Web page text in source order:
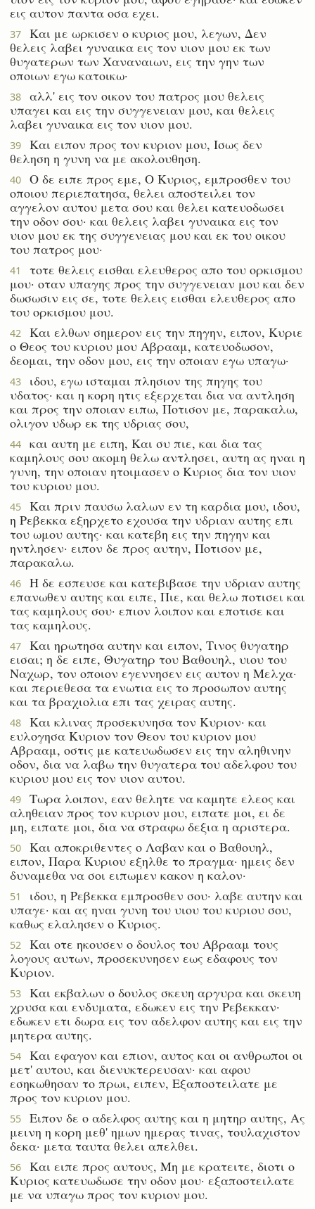
εις αυτον παντα οσα εχει.
37
Και με ωρκισεν ο κυριος μου, λεγων, Δεν
θελεις λαβει γυναικα εις τον υιον μου εκ των
θυγατερων των Χαναναιων, εις την γην των
οποιων εγω κατοικω·
38
αλλ' εις τον οικον του πατρος μου θελεις
υπαγει και εις την συγγενειαν μου, και θελεις
λαβει γυναικα εις τον υιον μου.
39
Και ειπον προς τον κυριον μου, Ισως δεν
θεληση η γυνη να με ακολουθηση.
40
Ο δε ειπε προς εμε, Ο Κυριος, εμπροσθεν του
οποιου περιεπατησα, θελει αποστειλει τον
αγγελον αυτου μετα σου και θελει κατευοδωσει
την οδον σου· και θελεις λαβει γυναικα εις τον
υιον μου εκ της συγγενειας μου και εκ του οικου
του πατρος μου·
41
τοτε θελεις εισθαι ελευθερος απο του ορκισμου
μου· οταν υπαγης προς την συγγενειαν μου και δεν
δωσωσιν εις σε, τοτε θελεις εισθαι ελευθερος απο
του ορκισμου μου.
42
Και ελθων σημερον εις την πηγην, ειπον, Κυριε
ο Θεος του κυριου μου Αβρααμ, κατευοδωσον,
δεομαι, την οδον μου, εις την οποιαν εγω υπαγω·
43
ιδου, εγω ισταμαι πλησιον της πηγης του
υδατος· και η κορη ητις εξερχεται δια να αντληση
και προς την οποιαν ειπω, Ποτισον με, παρακαλω,
ολιγον υδωρ εκ της υδριας σου,
44
και αυτη με ειπη, Και συ πιε, και δια τας
καμηλους σου ακομη θελω αντλησει, αυτη ας ηναι η
γυνη, την οποιαν ητοιμασεν ο Κυριος δια τον υιον
του κυριου μου.
45
Και πριν παυσω λαλων εν τη καρδια μου, ιδου,
η Ρεβεκκα εξηρχετο εχουσα την υδριαν αυτης επι
του ωμου αυτης· και κατεβη εις την πηγην και
ηντλησεν· ειπον δε προς αυτην, Ποτισον με,
παρακαλω.
46
Η δε εσπευσε και κατεβιβασε την υδριαν αυτης
επανωθεν αυτης και ειπε, Πιε, και θελω ποτισει και
τας καμηλους σου· επιον λοιπον και εποτισε και
τας καμηλους.
47
Και ηρωτησα αυτην και ειπον, Τινος θυγατηρ
εισαι; η δε ειπε, Θυγατηρ του Βαθουηλ, υιου του
Ναχωρ, τον οποιον εγεννησεν εις αυτον η Μελχα·
και περιεθεσα τα ενωτια εις το προσωπον αυτης
και τα βραχιολια επι τας χειρας αυτης.
48
Και κλινας προσεκυνησα τον Κυριον· και
ευλογησα Κυριον τον Θεον του κυριον μου
Αβρααμ, οστις με κατευωδωσεν εις την αληθινην
οδον, δια να λαβω την θυγατερα του αδελφου του
κυριου μου εις τον υιον αυτου.
49
Τωρα λοιπον, εαν θελητε να καμητε ελεος και
αληθειαν προς τον κυριον μου, ειπατε μοι, ει δε
μη, ειπατε μοι, δια να στραφω δεξια η αριστερα.
50
Και αποκριθεντες ο Λαβαν και ο Βαθουηλ,
ειπον, Παρα Κυριου εξηλθε το πραγμα· ημεις δεν
δυναμεθα να σοι ειπωμεν κακον η καλον·
51
ιδου, η Ρεβεκκα εμπροσθεν σου· λαβε αυτην και
υπαγε· και ας ηναι γυνη του υιου του κυριου σου,
καθως ελαλησεν ο Κυριος.
52
Και οτε ηκουσεν ο δουλος του Αβρααμ τους
λογους αυτων, προσεκυνησεν εως εδαφους τον
Κυριον.
53
Και εκβαλων ο δουλος σκευη αργυρα και σκευη
χρυσα και ενδυματα, εδωκεν εις την Ρεβεκκαν·
εδωκεν ετι δωρα εις τον αδελφον αυτης και εις την
μητερα αυτης.
54
Και εφαγον και επιον, αυτος και οι ανθρωποι οι
μετ' αυτου, και διενυκτερευσαν· και αφου
εσηκωθησαν το πρωι, ειπεν, Εξαποστειλατε με
προς τον κυριον μου.
55
Ειπον δε ο αδελφος αυτης και η μητηρ αυτης, Ας
μεινη η κορη μεθ' ημων ημερας τινας, τουλαχιστον
δεκα· μετα ταυτα θελει απελθει.
56
Και ειπε προς αυτους, Μη με κρατειτε, διοτι ο
Κυριος κατευωδωσε την οδον μου· εξαποστειλατε
με να υπαγω προς τον κυριον μου.